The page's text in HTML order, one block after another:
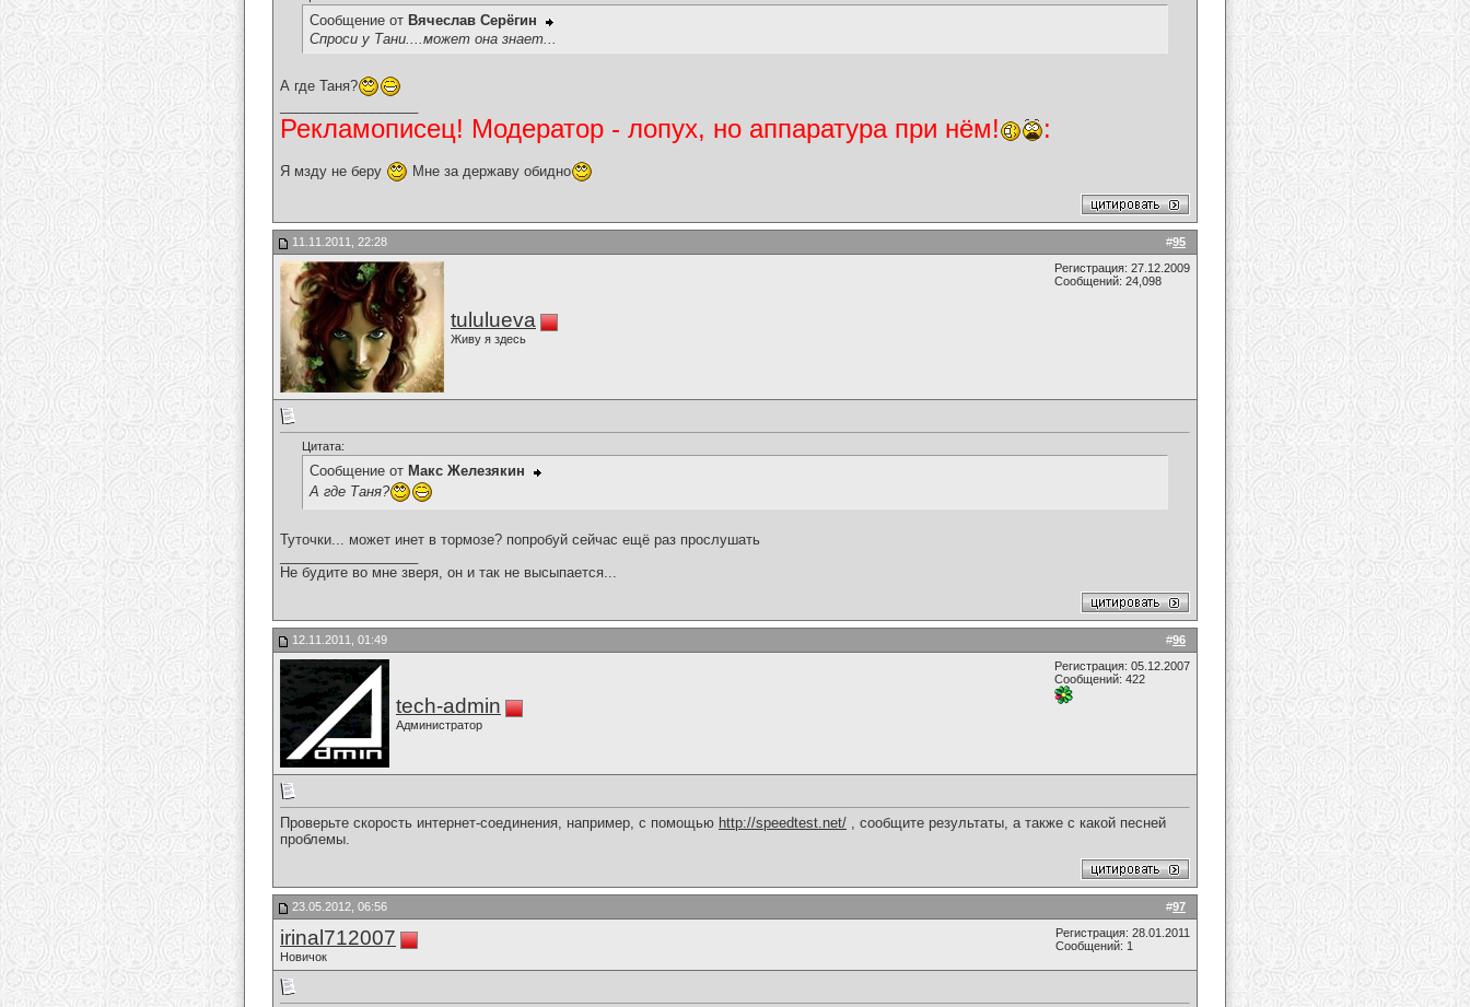
Сообщение от Вячеслав Серёгин
Спроси у Тани....может она знает...
А где Таня?
Рекламописец! Модератор - лопух, но аппаратура при нём! :
Я мзду не беру Мне за державу обидно
#95
11.11.2011, 22:28
tululueva
Живу я здесь
Регистрация: 27.12.2009
Сообщений: 24,098
Цитата:
Сообщение от Макс Железякин
А где Таня?
Туточки... может инет в тормозе? попробуй сейчас ещё раз прослушать
Не будите во мне зверя, он и так не высыпается...
#96
12.11.2011, 01:49
tech-admin
Администратор
Регистрация: 05.12.2007
Сообщений: 422
Проверьте скорость интернет-соединения, например, с помощью http://speedtest.net/ , сообщите результаты, а также с какой песней
проблемы.
#97
23.05.2012, 06:56
irinal712007
Новичок
Регистрация: 28.01.2011
Сообщений: 1